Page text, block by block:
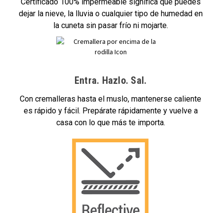
dejar la nieve, la lluvia o cualquier tipo de humedad en
la cuneta sin pasar frío ni mojarte.
Entra. Hazlo. Sal.
Con cremalleras hasta el muslo, mantenerse caliente
es rápido y fácil. Prepárate rápidamente y vuelve a
casa con lo que más te importa.